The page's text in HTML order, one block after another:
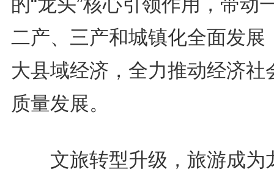
二产、三产和城镇化全面发展
大县域经济，全力推动经济社
质量发展。
文旅转型升级，旅游成为